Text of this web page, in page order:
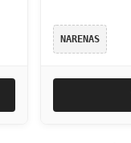
NARENAS